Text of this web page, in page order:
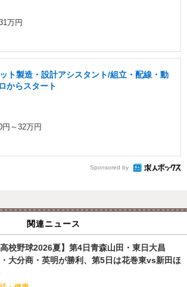
万円
ト製造・設計アシスタント/組立・配線・動
からスタート
円～32万円
Sponsored by
関連ニュース
高校野球2026夏】第4日青森山田・東日大昌
大分商・英明が勝利、第5日は花巻東vs新田ほ